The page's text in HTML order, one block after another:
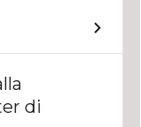
di